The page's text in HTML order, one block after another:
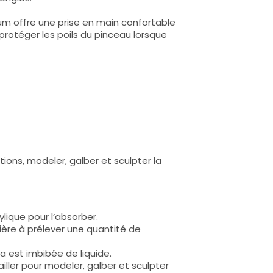
offre une prise en main confortable
les poils du pinceau lorsque
modeler, galber et sculpter la
pour l’absorber.
à prélever une quantité de
est imbibée de liquide.
pour modeler, galber et sculpter